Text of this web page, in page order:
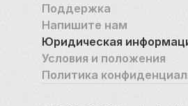
архитектуры.
Поддержка
Напишите нам
Юридическая
Условия и положения
Политика